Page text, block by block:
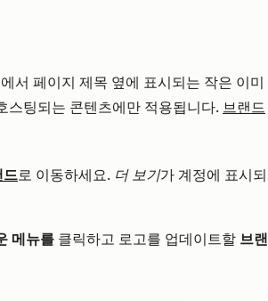
서 페이지 제목 옆에 표시되는 작은 이미
스팅되는 콘텐츠에만 적용됩니다. 브랜드
드로 이동하세요. 더 보기가 계정에 표시되
메뉴를 클릭하고 로고를 업데이트할 브랜